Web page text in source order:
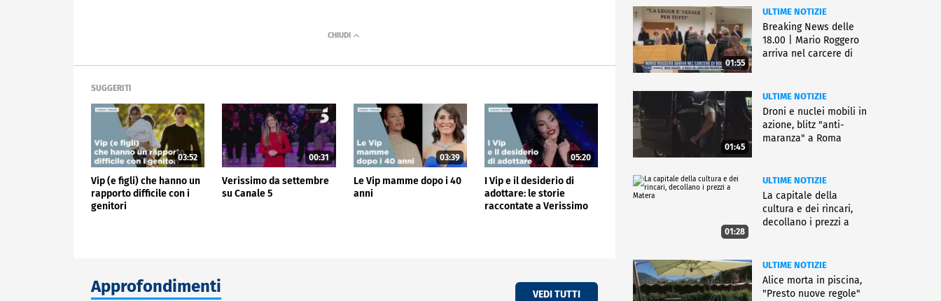
SUGGERITI
03:52
Vip (e figli) che hanno un
rapporto difficile con i
genitori
00:31
Verissimo da settembre
su Canale 5
03:39
Le Vip mamme dopo i 40
anni
05:20
I Vip e il desiderio di
adottare: le storie
raccontate a Verissimo
Approfondimenti VEDI TUTTI
01:55
ULTIME NOTIZIE
Breaking News delle
18.00 | Mario Roggero
arriva nel carcere di
01:45
ULTIME NOTIZIE
Droni e nuclei mobili in
azione, blitz "anti-
maranza" a Roma
01:28
ULTIME NOTIZIE
La capitale della
cultura e dei rincari,
decollano i prezzi a
ULTIME NOTIZIE
Alice morta in piscina,
"Presto nuove regole"